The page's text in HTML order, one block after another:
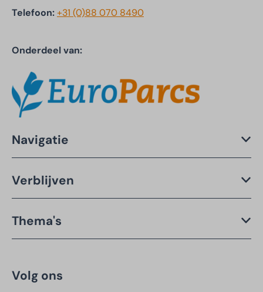
Telefoon:+31 (0)88 070 8490
Onderdeel van:
Navigatie
Verblijven
Thema's
Volg ons